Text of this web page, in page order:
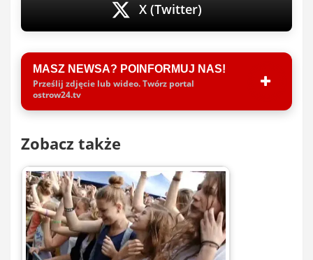
X (Twitter)
MASZ NEWSA? POINFORMUJ NAS!
Prześlij zdjęcie lub wideo. Twórz portal
ostrow24.tv
Zobacz także